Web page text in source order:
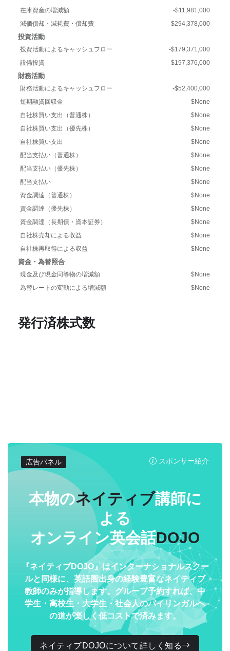
在庫資産の増減額
-$11,981,000
減価償却・減耗費・償却費
$294,378,000
投資活動
投資活動によるキャッシュフロー
-$179,371,000
設備投資
$197,376,000
財務活動
財務活動によるキャッシュフロー
-$52,400,000
短期融資回収金
$None
自社株買い支出（普通株）
$None
自社株買い支出（優先株）
$None
自社株買い支出
$None
配当支払い（普通株）
$None
配当支払い（優先株）
$None
配当支払い
$None
資金調達（普通株）
$None
資金調達（優先株）
$None
資金調達（長期債・資本証券）
$None
自社株売却による収益
$None
自社株再取得による収益
$None
資金・為替照合
現金及び現金同等物の増減額
$None
為替レートの変動による増減額
$None
発行済株式数
広告パネル スポンサー紹介
本物のネイティブ講師に
よる
オンライン英会話DOJO
『ネイティブDOJO』はインターナショナルスクー
ルと同様に、英語圏出身の経験豊富なネイティブ
教師のみが指導します。グループ予約すれば、中
学生・高校生・大学生・社会人のバイリンガルへ
の道が楽しく低コストで済みます。
ネイティブDOJOについて詳しく知る